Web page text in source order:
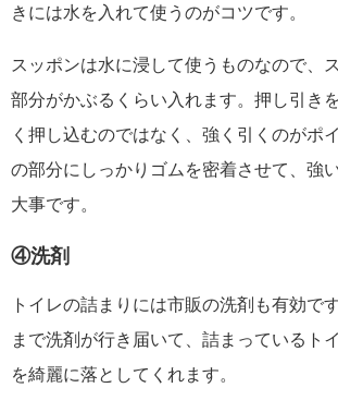
きには水を入れて使うのがコツです。
スッポンは水に浸して使うものなので、
部分がかぶるくらい入れます。押し引き
く押し込むのではなく、強く引くのがポ
の部分にしっかりゴムを密着させて、強
大事です。
④洗剤
トイレの詰まりには市販の洗剤も有効で
まで洗剤が行き届いて、詰まっているト
を綺麗に落としてくれます。